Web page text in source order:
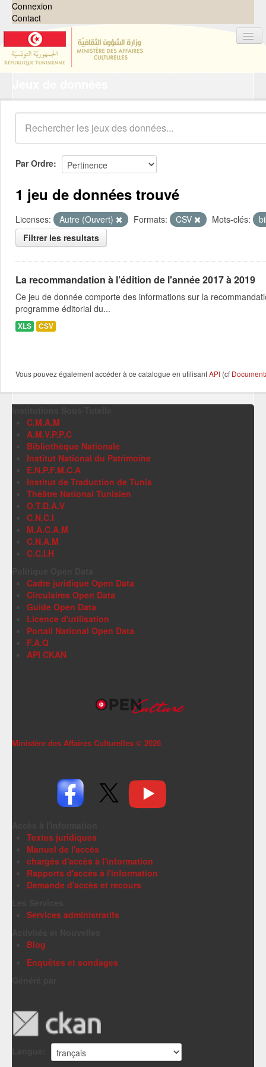
Connexion
Contact
Organisations
Groupes
Demandes 0
À propos
Par Ordre
1 jeu de données trouvé
Licenses: Autre (Ouvert) Formats: CSV Mots-clés:
Filtrer les resultats
La recommandation à l’édition de l'année 2017 à 2019
Ce jeu de donnée comporte des informations sur la
programme éditorial du...
XLS CSV
Vous pouvez également accéder à ce catalogue en utilisantAPI (cf
C.M.A.M
A.M.V.P.P.C
Bibliothèque Nationale
Institut National du Patrimoine
E.N.P.F.M.C.A
Institut de Traduction de Tunis
Théâtre National Tunisien
O.T.D.A.V
C.N.C.I
M.A.C.A.M
C.N.A.M
C.C.I.H
Cadre juridique Open Data
Circulaires Open Data
Guide Open Data
Licence d'utilisation
Portail National Open Data
F.A.Q
API CKAN
Ministère des Affaires Culturelles © 2026
Textes juridiques
Manuel de l'accès
chargés d'accès à l'information
Rapports d'accès à l'information
Demande d'accès et recours
Services administratifs
Blog
Enquêtes et sondages